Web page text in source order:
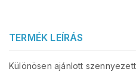
TERMÉK LEÍRÁS
Különösen ajánlott